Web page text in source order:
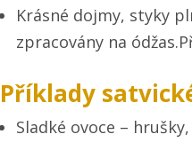
Krásné dojmy, styky
zpracovány na
Příklady
Sladké ovoce –